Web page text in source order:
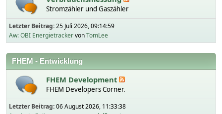
Stromzähler und Gaszähler
Letzter Beitrag:25 Juli 2026, 09:14:59
Aw: OBI EnergietrackervonTomLee
FHEM - Entwicklung
FHEM Development
FHEM Developers Corner.
Letzter Beitrag:06 August 2026, 11:33:38